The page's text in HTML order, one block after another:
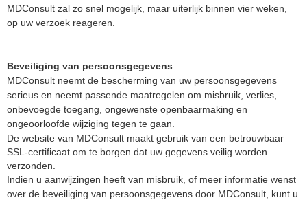
MDConsult zal zo snel mogelijk, maar uiterlijk binnen vier weken,
op uw verzoek reageren.
Beveiliging van persoonsgegevens
MDConsult neemt de bescherming van uw persoonsgegevens
serieus en neemt passende maatregelen om misbruik, verlies,
onbevoegde toegang, ongewenste openbaarmaking en
ongeoorloofde wijziging tegen te gaan.
De website van MDConsult maakt gebruik van een betrouwbaar
SSL‑certificaat om te borgen dat uw gegevens veilig worden
verzonden.
Indien u aanwijzingen heeft van misbruik, of meer informatie wenst
over de beveiliging van persoonsgegevens door MDConsult, kunt u